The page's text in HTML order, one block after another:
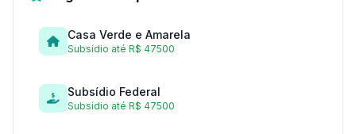
Casa Verde e Amarela
Subsídio até R$ 47500
Subsídio Federal
Subsídio até R$ 47500